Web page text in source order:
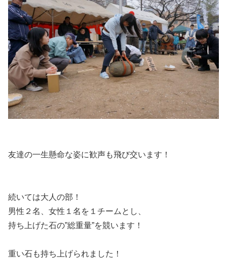
友達の一生懸命な姿に歓声も飛び交います！
続いては大人の部！
男性２名、女性１名を１チームとし、
持ち上げた石の”総重量”を競います！
重い石も持ち上げられました！